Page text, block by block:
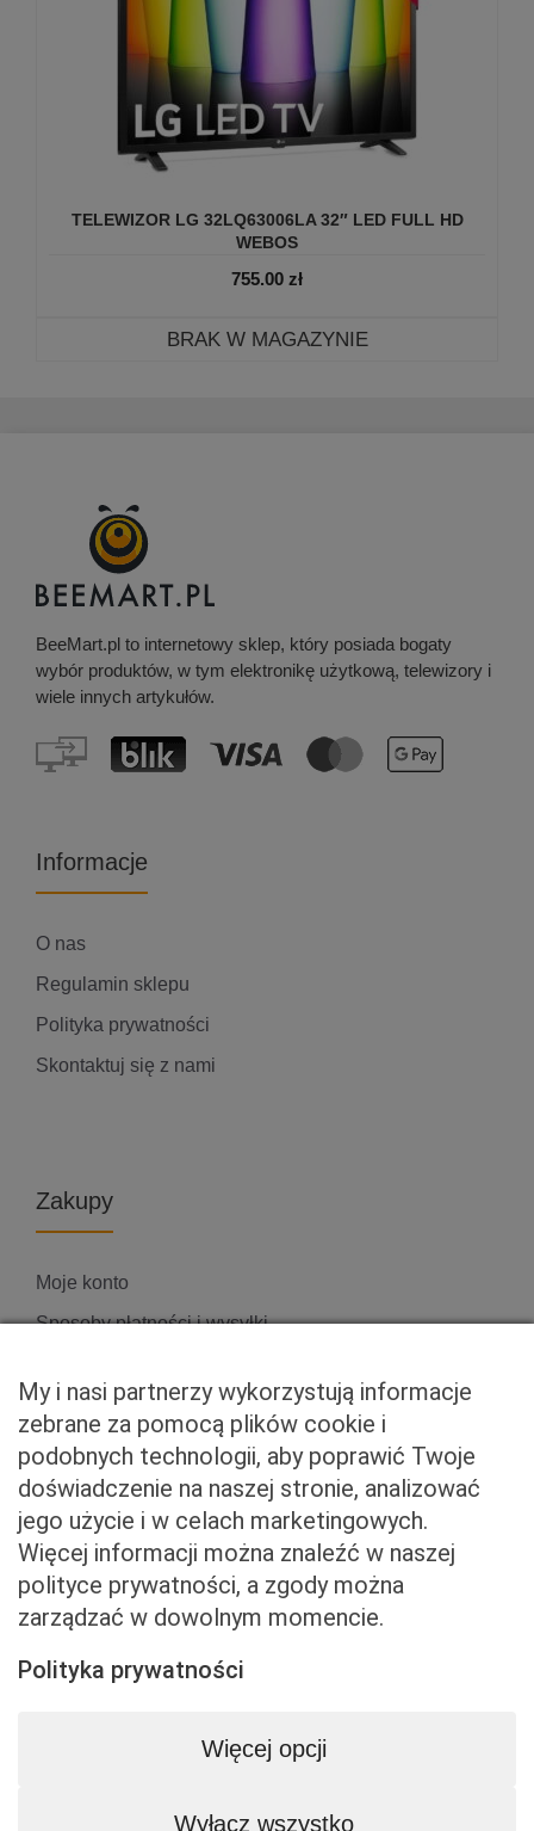
TELEWIZOR LG 32LQ63006LA 32″ LED FULL HD
WEBOS
755.00 zł
BRAK W MAGAZYNIE
BeeMart.pl to internetowy sklep, który posiada bogaty
wybór produktów, w tym elektronikę użytkową, telewizory i
wiele innych artykułów.
Informacje
O nas
Regulamin sklepu
Polityka prywatności
Skontaktuj się z nami
Zakupy
Moje konto
Sposoby płatności i wysyłki
Właściciel serwisu
Baveno Sp. z o. o.
Czerniakowska 71/408a
00-715 Warszawa
NIP: 5273093569
KRS: 0001081683
+48 692 642 814
My i nasi partnerzy wykorzystują informacje
zebrane za pomocą plików cookie i
podobnych technologii, aby poprawić Twoje
doświadczenie na naszej stronie, analizować
jego użycie i w celach marketingowych.
Więcej informacji można znaleźć w naszej
polityce prywatności, a zgody można
zarządzać w dowolnym momencie.
Polityka prywatności
Więcej opcji
Wyłącz wszystko